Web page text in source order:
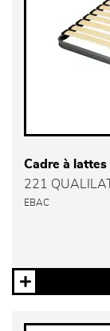
Cadre à lattes
221
EBAC